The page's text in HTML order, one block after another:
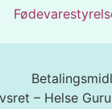
– Helse